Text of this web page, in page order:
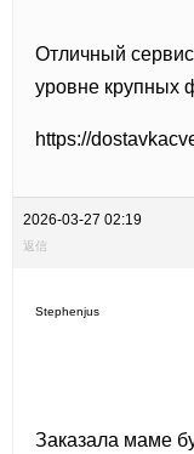
Отличный
уровне крупных
https://
2026-03-27 02:19
返信
Stephenjus
Заказала маме